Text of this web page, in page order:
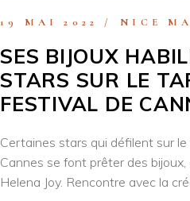
19 MAI 2022 NICE
SES BIJOUX
STARS SUR LE
FESTIVAL DE
Certaines stars qui défilent sur
Cannes se font prêter des
Helena Joy. Rencontre avec la